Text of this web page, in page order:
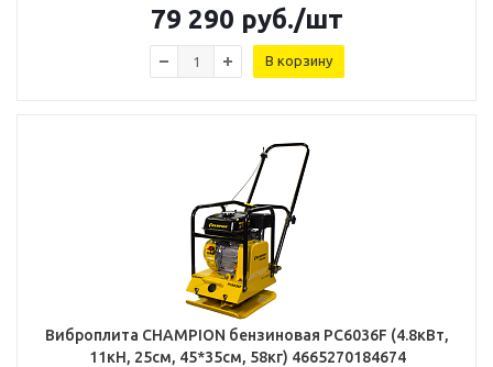
79 290 руб./шт
В корзину
Виброплита CHAMPION бензиновая PC6036F (4.8кВт,
11кН, 25см, 45*35см, 58кг) 4665270184674